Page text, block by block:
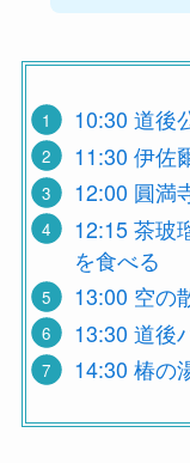
10:30 道後
11:30 伊佐
12:00 圓満
12:15 茶玻
を食べる
13:00 空の
13:30 道後
14:30椿の